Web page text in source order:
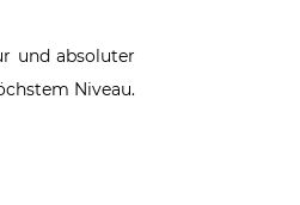
und absoluter
Niveau.